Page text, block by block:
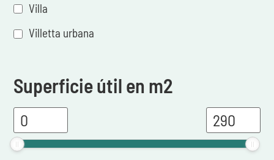
Villa
Villetta urbana
Superficie útil en m2